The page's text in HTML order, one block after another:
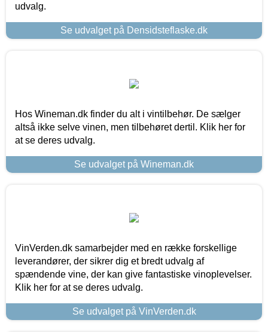
udvalg.
Se udvalget på Densidsteflaske.dk
Hos Wineman.dk finder du alt i vintilbehør. De sælger
altså ikke selve vinen, men tilbehøret dertil. Klik her for
at se deres udvalg.
Se udvalget på Wineman.dk
VinVerden.dk samarbejder med en række forskellige
leverandører, der sikrer dig et bredt udvalg af
spændende vine, der kan give fantastiske vinoplevelser.
Klik her for at se deres udvalg.
Se udvalget på VinVerden.dk